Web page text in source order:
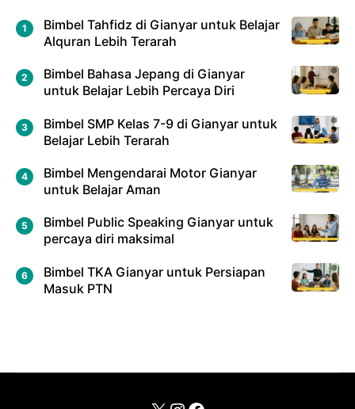
Bimbel Tahfidz di Gianyar untuk Belajar
Alquran Lebih Terarah
Bimbel Bahasa Jepang di Gianyar
untuk Belajar Lebih Percaya Diri
Bimbel SMP Kelas 7-9 di Gianyar untuk
Belajar Lebih Terarah
Bimbel Mengendarai Motor Gianyar
untuk Belajar Aman
Bimbel Public Speaking Gianyar untuk
percaya diri maksimal
Bimbel TKA Gianyar untuk Persiapan
Masuk PTN